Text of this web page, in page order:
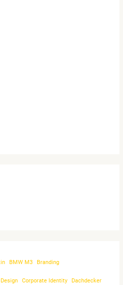
BMW M3 Branding
Corporate Identity Dachdecker